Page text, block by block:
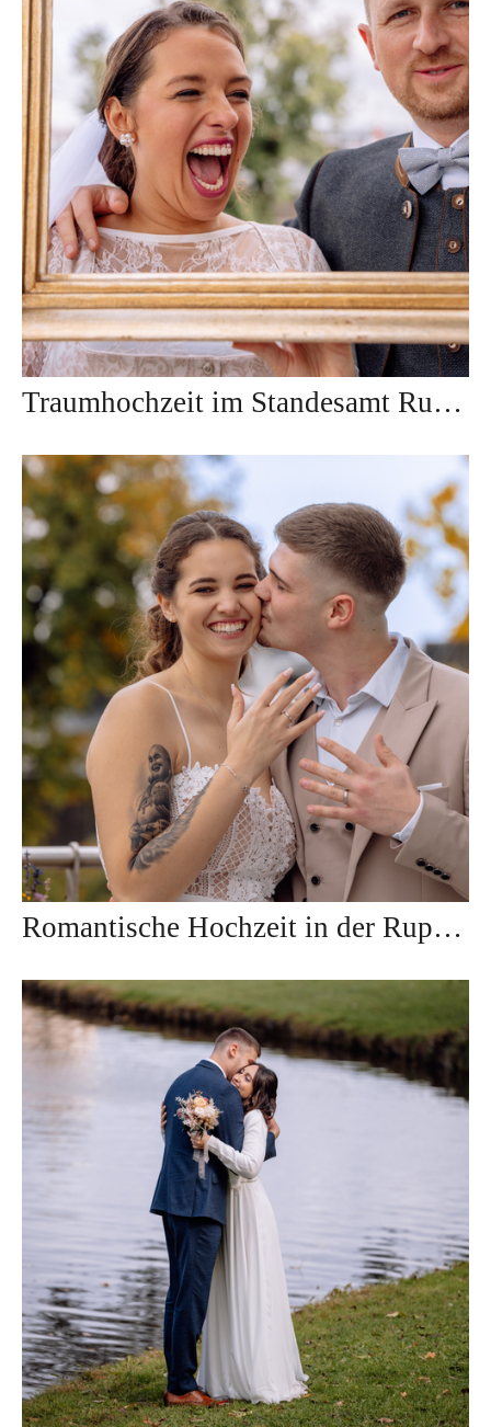
Traumhochzeit im Standesamt Ruppertstrasse
Romantische Hochzeit in der Ruppertstrasse